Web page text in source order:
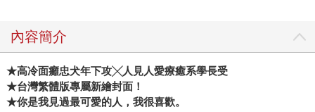
內容簡介
★高冷面癱忠犬年下攻╳人見人愛療癒系學長受
★台灣繁體版專屬新繪封面！
★你是我見過最可愛的人，我很喜歡。